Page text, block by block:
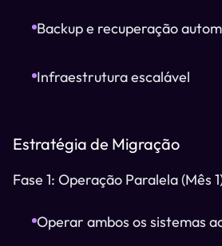
Backup e recuperação
Infraestrutura escalável
Estratégia de Migração
Fase 1: Operação Paralela (Mês
Operar ambos os sistemas